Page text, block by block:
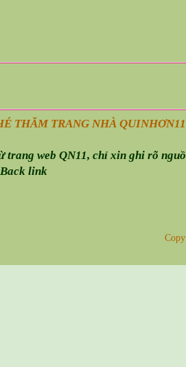
THĂM TRANG NHÀ QUINHƠN
trang web QN11, chỉ xin ghi rõ
link